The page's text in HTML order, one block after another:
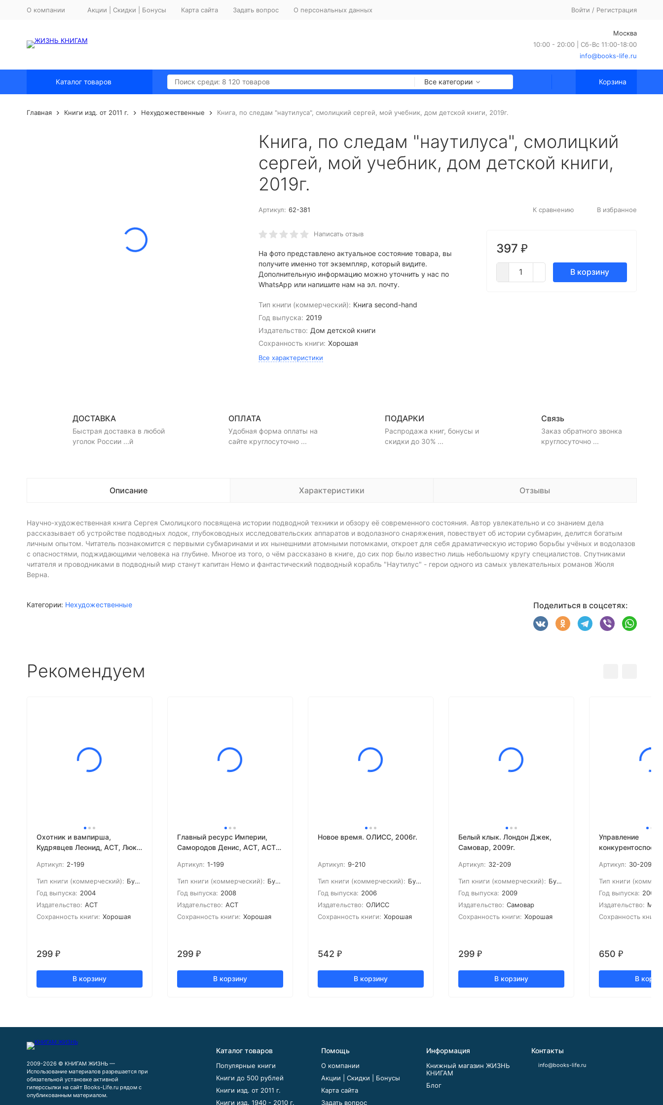
О компании Акции | Скидки | Бонусы Карта сайта Задать вопрос О персональных данных Войти / Регистрация
Москва
10:00 - 20:00 | Сб-Вс 11:00-18:00
info@books-life.ru
Каталог товаров Все категории Корзина
Главная Книги изд. от 2011 г. Нехудожественные Книга, по следам "наутилуса", смолицкий сергей, мой учебник, дом детской книги, 2019г.
Книга, по следам "наутилуса", смолицкий
сергей, мой учебник, дом детской книги,
2019г.
Артикул: 62-381 К сравнению В избранное
Написать отзыв
На фото представлено актуальное состояние товара, вы
получите именно тот экземпляр, который видите.
Дополнительную информацию можно уточнить у нас по
WhatsApp или напишите нам на эл. почту.
Тип книги (коммерческий): Книга second-hand
Год выпуска: 2019
Издательство: Дом детской книги
Сохранность книги: Хорошая
Все характеристики
397 ₽
В корзину
ДОСТАВКА
Быстрая доставка в любой
уголок России ...й
ОПЛАТА
Удобная форма оплаты на
сайте круглосуточно ...
ПОДАРКИ
Распродажа книг, бонусы и
скидки до 30% ...
Связь
Заказ обратного звонка
круглосуточно ...
Описание Характеристики Отзывы
Научно-художественная книга Сергея Смолицкого посвящена истории подводной техники и обзору её современного состояния. Автор увлекательно и со знанием дела
рассказывает об устройстве подводных лодок, глубоководных исследовательских аппаратов и водолазного снаряжения, повествует об истории субмарин, делится богатым
личным опытом. Читатель познакомится с первыми субмаринами и их нынешними атомными потомками, откроет для себя драматическую историю борьбы учёных и водолазов
с опасностями, поджидающими человека на глубине. Многое из того, о чём рассказано в книге, до сих пор было известно лишь небольшому кругу специалистов. Спутниками
читателя и проводниками в подводный мир станут капитан Немо и фантастический подводный корабль "Наутилус" - герои одного из самых увлекательных романов Жюля
Верна.
Категории: Нехудожественные Поделиться в соцсетях:
Рекомендуем
Охотник и вампирша,
Кудрявцев Леонид, АСТ, Люкс,
Артикул: 2-199
Тип книги (коммерческий): Букинистика
Год выпуска: 2004
Издательство: АСТ
Сохранность книги: Хорошая
299 ₽
В корзину
Главный ресурс Империи,
Самородов Денис, АСТ, АСТ
Артикул: 1-199
Тип книги (коммерческий): Букинистика
Год выпуска: 2008
Издательство: АСТ
Сохранность книги: Хорошая
299 ₽
В корзину
Новое время. ОЛИСС, 2006г.
Артикул: 9-210
Тип книги (коммерческий): Букинистика
Год выпуска: 2006
Издательство: ОЛИСС
Сохранность книги: Хорошая
542 ₽
В корзину
Белый клык. Лондон Джек,
Самовар, 2009г.
Артикул: 32-209
Тип книги (коммерческий): Букинистика
Год выпуска: 2009
Издательство: Самовар
Сохранность книги: Хорошая
299 ₽
В корзину
Управление
Фатхутдинов Р.
ДС, 2008г.
Артикул: 30-209
Тип книги
Год выпуска: 2008
Издательство:
Сохранность книги:
650 ₽
В
2009-2026 © КНИГАМ ЖИЗНЬ —
Использование материалов разрешается при
обязательной установке активной
гиперссылки на сайт Books-Life.ru рядом с
опубликованным материалом.
Каталог товаров
Популярные книги
Книги до 500 рублей
Книги изд. от 2011 г.
Книги изд. 1940 - 2010 г.
Помощь
О компании
Акции | Скидки | Бонусы
Карта сайта
Задать вопрос
Информация
Книжный магазин ЖИЗНЬ
КНИГАМ
Блог
Контакты
info@books-life.ru